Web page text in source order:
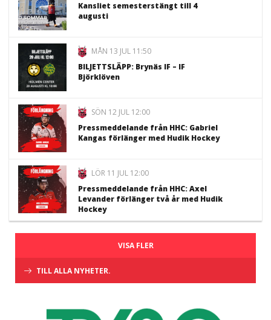
Kansliet semesterstängt till 4
augusti
MÅN 13 JUL 11:50
BILJETTSLÄPP: Brynäs IF – IF
Björklöven
SÖN 12 JUL 12:00
Pressmeddelande från HHC: Gabriel
Kangas förlänger med Hudik Hockey
LÖR 11 JUL 12:00
Pressmeddelande från HHC: Axel
Levander förlänger två år med Hudik
Hockey
VISA FLER
TILL ALLA NYHETER.